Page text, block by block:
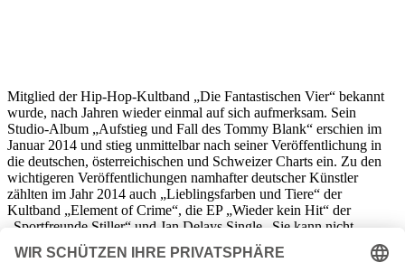
Mitglied der Hip-Hop-Kultband „Die Fantastischen Vier“ bekannt
wurde, nach Jahren wieder einmal auf sich aufmerksam. Sein
Studio-Album „Aufstieg und Fall des Tommy Blank“ erschien im
Januar 2014 und stieg unmittelbar nach seiner Veröffentlichung in
die deutschen, österreichischen und Schweizer Charts ein. Zu den
wichtigeren Veröffentlichungen namhafter deutscher Künstler
zählten im Jahr 2014 auch „Lieblingsfarben und Tiere“ der
Kultband „Element of Crime“, die EP „Wieder kein Hit“ der
„Sportfreunde Stiller“ und Jan Delays Single „Sie kann nicht
Die aus Los Angeles stammende Frauen-Rockband „Warpaint“